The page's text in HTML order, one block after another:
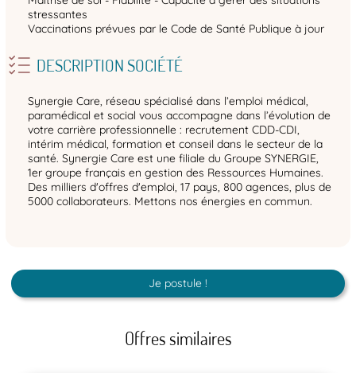
stressantes
Vaccinations prévues par le Code de Santé Publique à jour
DESCRIPTION SOCIÉTÉ
Synergie Care, réseau spécialisé dans l’emploi médical,
paramédical et social vous accompagne dans l’évolution de
votre carrière professionnelle : recrutement CDD-CDI,
intérim médical, formation et conseil dans le secteur de la
santé. Synergie Care est une filiale du Groupe SYNERGIE,
1er groupe français en gestion des Ressources Humaines.
Des milliers d'offres d'emploi, 17 pays, 800 agences, plus de
5000 collaborateurs. Mettons nos énergies en commun.
Je postule !
Offres similaires